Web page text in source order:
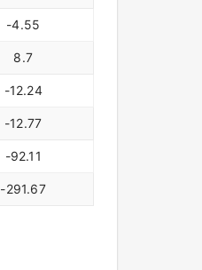
-4.55
8.7
-12.24
-12.77
-92.11
-291.67